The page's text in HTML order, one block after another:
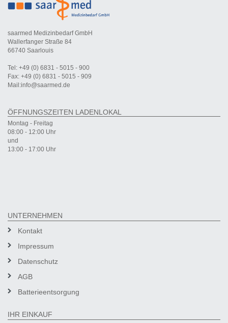
saarmed Medizinbedarf GmbH
Wallerfanger Straße 84
66740 Saarlouis
Tel: +49 (0) 6831 - 5015 - 900
Fax: +49 (0) 6831 - 5015 - 909
Mail:info@saarmed.de
ÖFFNUNGSZEITEN LADENLOKAL
Montag - Freitag
08:00 - 12:00 Uhr
und
13:00 - 17:00 Uhr
UNTERNEHMEN
Kontakt
Impressum
Datenschutz
AGB
Batterieentsorgung
IHR EINKAUF